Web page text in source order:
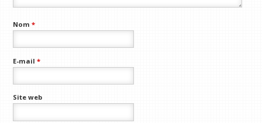
Nom*
E-mail*
Site web